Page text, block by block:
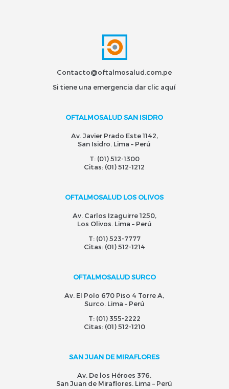
Contacto@oftalmosalud.com.pe
Si tiene una emergencia dar clic aquí
OFTALMOSALUD SAN ISIDRO
Av. Javier Prado Este 1142,
San Isidro. Lima – Perú
T: (01) 512-1300
Citas: (01) 512-1212
OFTALMOSALUD LOS OLIVOS
Av. Carlos Izaguirre 1250,
Los Olivos. Lima – Perú
T: (01) 523-7777
Citas: (01) 512-1214
OFTALMOSALUD SURCO
Av. El Polo 670 Piso 4 Torre A,
Surco. Lima – Perú
T: (01) 355-2222
Citas: (01) 512-1210
SAN JUAN DE MIRAFLORES
Av. De los Héroes 376,
San Juan de Miraflores. Lima – Perú